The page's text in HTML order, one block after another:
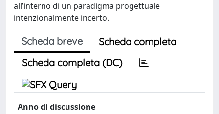
all’interno di un paradigma progettuale
intenzionalmente incerto.
Scheda breve
Scheda completa
Scheda completa (DC)
Anno di discussione